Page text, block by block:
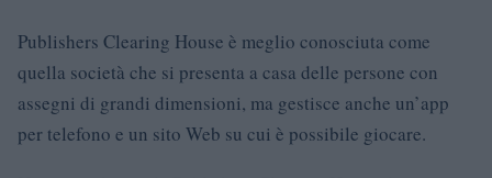
Publishers Clearing House è meglio conosciuta come
quella società che si presenta a casa delle persone con
assegni di grandi dimensioni, ma gestisce anche un’app
per telefono e un sito Web su cui è possibile giocare.